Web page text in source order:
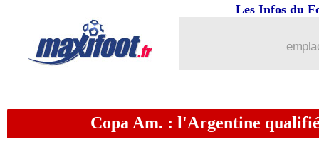
Les Infos du
Copa Am. : l'Argentine
: Zaniolo prêté à
05/07 Dortmund: Guirassy, ça coince...
Droits TV: la L1 avec Warner Bros